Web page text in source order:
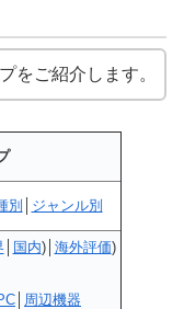
をご紹介します。
別 ジャンル別
国内)│ 海外評価)
周辺機器